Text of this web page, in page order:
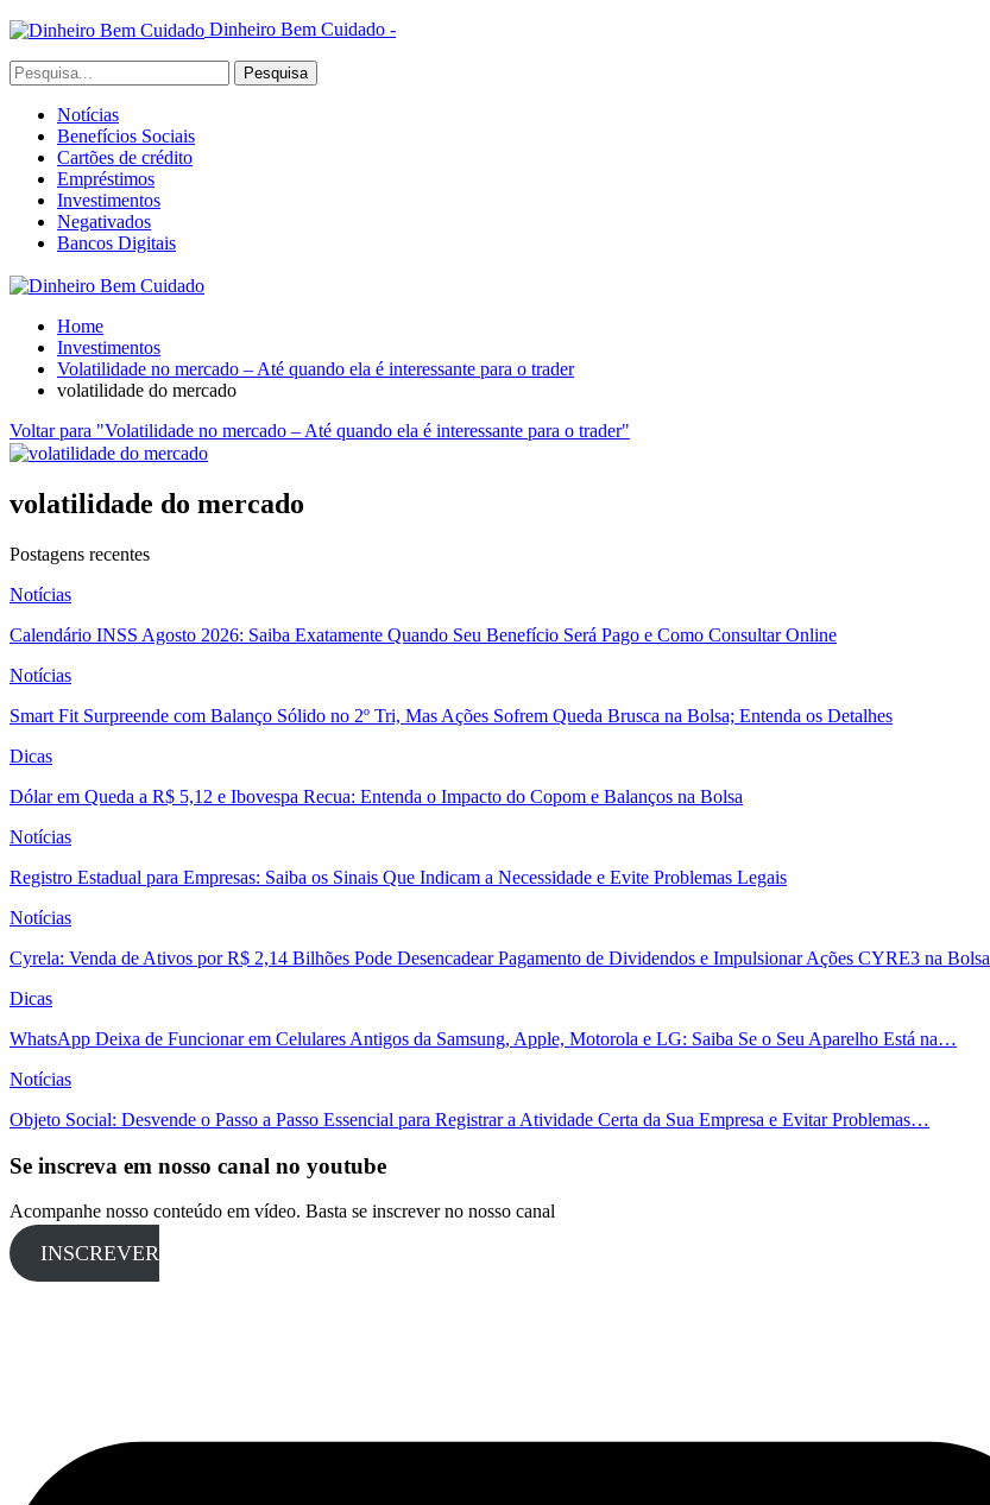
Dinheiro Bem Cuidado -
Notícias
Benefícios Sociais
Cartões de crédito
Empréstimos
Investimentos
Negativados
Bancos Digitais
Home
Investimentos
Volatilidade no mercado – Até quando ela é interessante para o trader
volatilidade do mercado
Voltar para "Volatilidade no mercado – Até quando ela é interessante para o trader"
volatilidade do mercado
Postagens recentes
Notícias
Calendário INSS Agosto 2026: Saiba Exatamente Quando Seu Benefício Será Pago e Como Consultar Online
Notícias
Smart Fit Surpreende com Balanço Sólido no 2º Tri, Mas Ações Sofrem Queda Brusca na Bolsa; Entenda os Detalhes
Dicas
Dólar em Queda a R$ 5,12 e Ibovespa Recua: Entenda o Impacto do Copom e Balanços na Bolsa
Notícias
Registro Estadual para Empresas: Saiba os Sinais Que Indicam a Necessidade e Evite Problemas Legais
Notícias
Cyrela: Venda de Ativos por R$ 2,14 Bilhões Pode Desencadear Pagamento de Dividendos e Impulsionar Ações CYRE3 na Bolsa
Dicas
WhatsApp Deixa de Funcionar em Celulares Antigos da Samsung, Apple, Motorola e LG: Saiba Se o Seu Aparelho Está na…
Notícias
Objeto Social: Desvende o Passo a Passo Essencial para Registrar a Atividade Certa da Sua Empresa e Evitar Problemas…
Se inscreva em nosso canal no youtube
Acompanhe nosso conteúdo em vídeo. Basta se inscrever no nosso canal
INSCREVER